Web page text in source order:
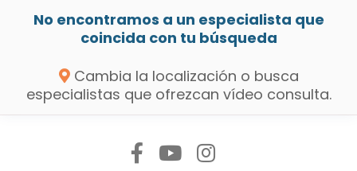
No encontramos a un especialista que
coincida con tu búsqueda
Cambia la localización o busca
especialistas que ofrezcan vídeo consulta.